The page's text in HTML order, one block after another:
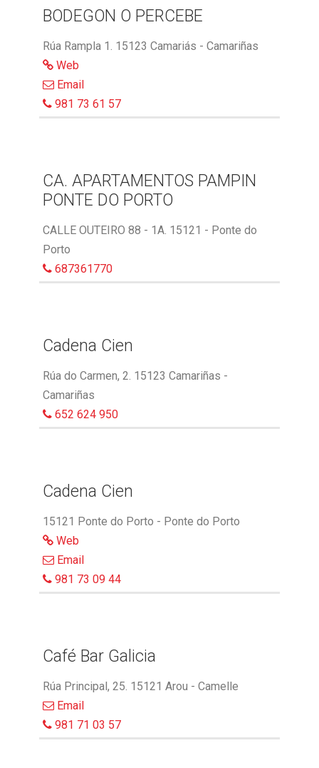
BODEGON O PERCEBE
Rúa Rampla 1. 15123 Camariás - Camariñas
Web
Email
981 73 61 57
CA. APARTAMENTOS PAMPIN
PONTE DO PORTO
CALLE OUTEIRO 88 - 1A. 15121 - Ponte do
Porto
687361770
Cadena Cien
Rúa do Carmen, 2. 15123 Camariñas -
Camariñas
652 624 950
Cadena Cien
15121 Ponte do Porto - Ponte do Porto
Web
Email
981 73 09 44
Café Bar Galicia
Rúa Principal, 25. 15121 Arou - Camelle
Email
981 71 03 57